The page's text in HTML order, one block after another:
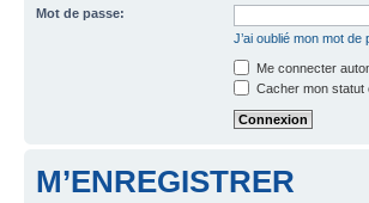
Mot de passe:
J’ai oublié mon mot de
Me connecter
Cacher mon statut
M’ENREGISTRER